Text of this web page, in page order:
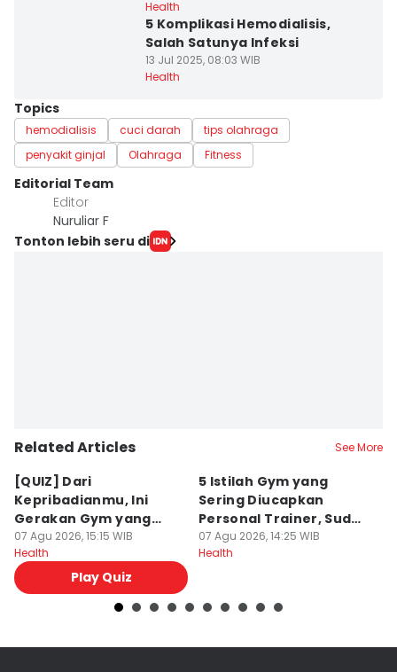
Health
5 Komplikasi Hemodialisis,
Salah Satunya Infeksi
13 Jul 2025, 08:03 WIB
Health
Topics
hemodialisis cuci darah
tips olahraga
penyakit ginjal
Olahraga Fitness
Editorial Team
Editor
Nuruliar F
Tonton lebih seru di
Related Articles See More
[QUIZ] Dari
Kepribadianmu, Ini
Gerakan Gym yang
Cocok Dicoba
07 Agu 2026, 15:15 WIB
Health
Play Quiz
5 Istilah Gym yang
Sering Diucapkan
Personal Trainer, Sudah
Tahu?
07 Agu 2026, 14:25 WIB
Health